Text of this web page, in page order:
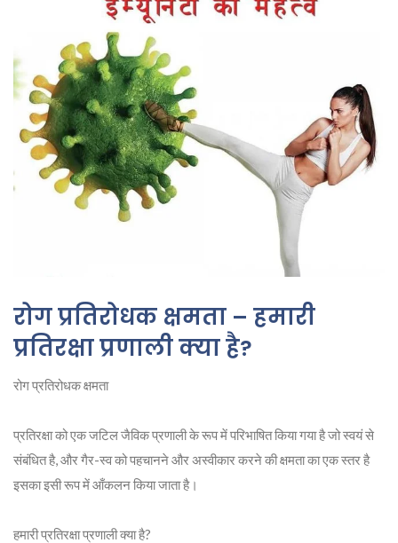
रोग प्रतिरोधक क्षमता – हमारी
प्रतिरक्षा प्रणाली क्या है?
रोग प्रतिरोधक क्षमता
प्रतिरक्षा को एक जटिल जैविक प्रणाली के रूप में परिभाषित किया गया है जो स्वयं से
संबंधित है, और गैर-स्व को पहचानने और अस्वीकार करने की क्षमता का एक स्तर है
इसका इसी रूप में आँकलन किया जाता है।
हमारी प्रतिरक्षा प्रणाली क्या है?